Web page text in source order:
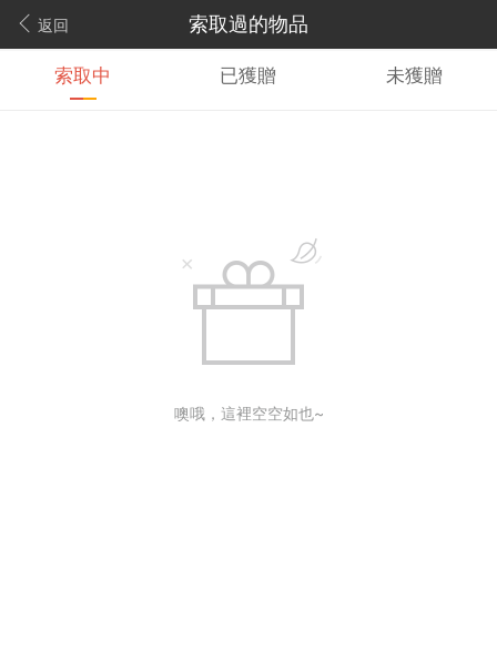
返回 索取過的物品
索取中 已獲贈 未獲贈
噢哦，這裡空空如也~